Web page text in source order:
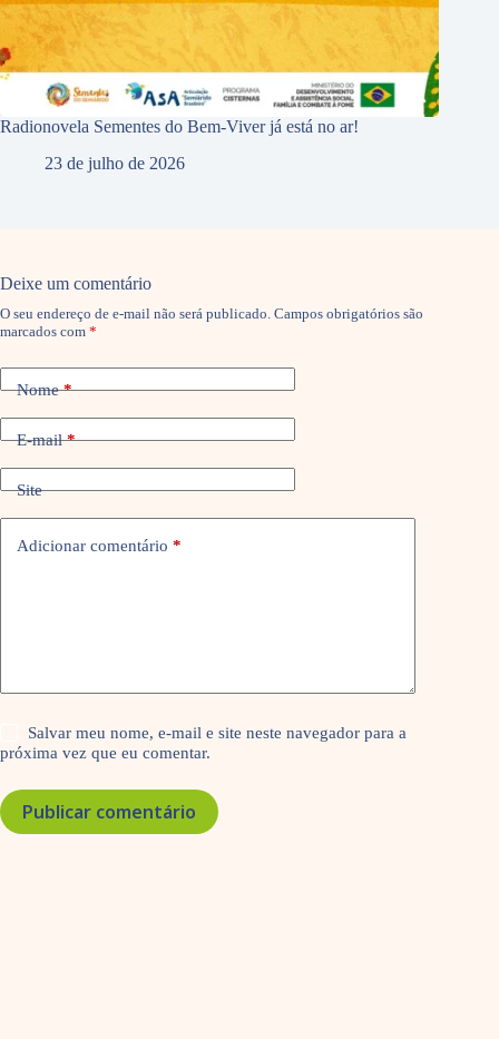
Radionovela Sementes do Bem-Viver já está no ar!
23 de julho de 2026
Deixe um comentário
O seu endereço de e-mail não será publicado. Campos obrigatórios são
marcados com *
Nome*
E-mail*
Site
Adicionar comentário *
Salvar meu nome, e-mail e site neste navegador para a
próxima vez que eu comentar.
Publicar comentário